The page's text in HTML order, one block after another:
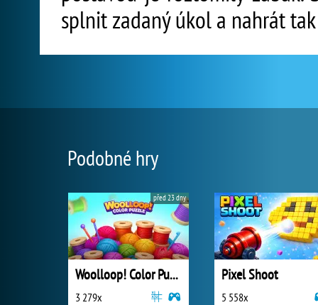
splnit zadaný úkol a nahrát
Podobné hry
Woolloop! Color Puzzle
3 279x
před 23 dny
Pixel Shoot
5 558x